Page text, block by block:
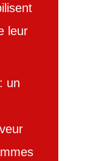
leur
un